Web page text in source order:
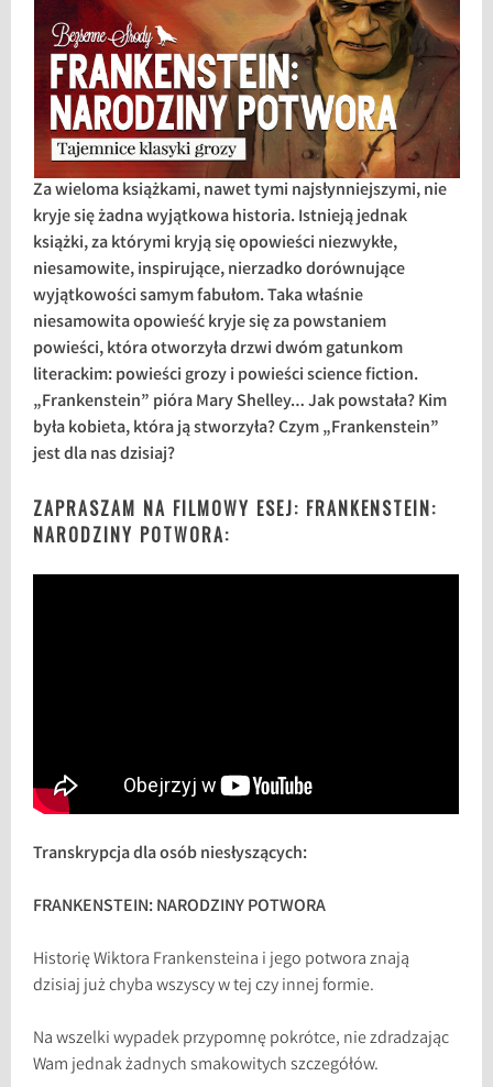
Za wieloma książkami, nawet tymi najsłynniejszymi, nie
kryje się żadna wyjątkowa historia. Istnieją jednak
książki, za którymi kryją się opowieści niezwykłe,
niesamowite, inspirujące, nierzadko dorównujące
wyjątkowości samym fabułom. Taka właśnie
niesamowita opowieść kryje się za powstaniem
powieści, która otworzyła drzwi dwóm gatunkom
literackim: powieści grozy i powieści science fiction.
„Frankenstein” pióra Mary Shelley… Jak powstała? Kim
była kobieta, która ją stworzyła? Czym „Frankenstein”
jest dla nas dzisiaj?
ZAPRASZAM NA FILMOWY ESEJ: FRANKENSTEIN:
NARODZINY POTWORA:
Transkrypcja dla osób niesłyszących:
FRANKENSTEIN: NARODZINY POTWORA
Historię Wiktora Frankensteina i jego potwora znają
dzisiaj już chyba wszyscy w tej czy innej formie.
Na wszelki wypadek przypomnę pokrótce, nie zdradzając
Wam jednak żadnych smakowitych szczegółów.